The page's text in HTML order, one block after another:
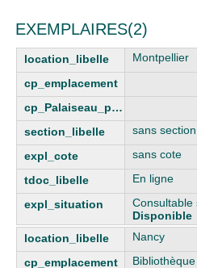
EXEMPLAIRES(2)
Montpellier
sans section
sans cote
En ligne
Consultable
Disponible
Nancy
Bibliothèque